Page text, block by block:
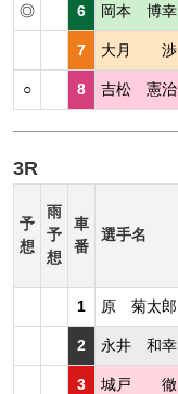
◎ 6 岡本 博幸
7 大月 渉
○ 8 吉松 憲治
3R
予
想
雨
予
想
車
番
選手名
1 原 菊太郎
2 永井 和幸
3 城戸 徹